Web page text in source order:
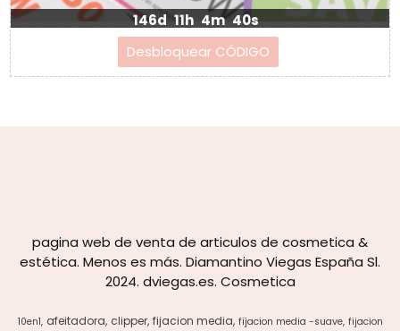
146d 11h 4m 40s
pagina web de venta de articulos de cosmetica &
estética. Menos es más. Diamantino Viegas España Sl.
2024. dviegas.es. Cosmetica
10en1 afeitadora clipper fijacion media fijacion media -suave fijacion